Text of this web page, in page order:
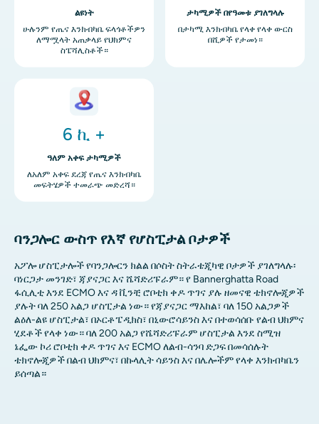
ልዩነት
ሁሉንም የጤና እንክብካቤ ፍላጎቶችዎን
ለማሟላት አጠቃላይ የህክምና
ስፔሻሊስቶች።
ታካሚዎች በየዓመቱ ያገለግላሉ
በታካሚ እንክብካቤ የላቀ የላቀ ውርስ
በሺዎች የታመነ።
ምስል
6 ኪ +
ዓለም አቀፍ ታካሚዎች
ለአለም አቀፍ ደረጃ የጤና እንክብካቤ
መፍትሄዎች ተመራጭ መድረሻ።
ባንጋሎር ውስጥ የእኛ የሆስፒታል ቦታዎች
አፖሎ ሆስፒታሎች የባንጋሎርን ክልል በሶስት ስትራቴጂካዊ ቦታዎች ያገለግላሉ፡
ባነርጋታ መንገድ፣ ጃያናጋር እና ሼሻድሪፑራም። የ Bannerghatta Road
ፋሲሊቲ እንደ ECMO እና ዳ ቪንቺ ሮቦቲክ ቀዶ ጥገና ያሉ ዘመናዊ ቴክኖሎጂዎች
ያሉት ባለ 250 አልጋ ሆስፒታል ነው። የጃያናጋር ማእከል፣ ባለ 150 አልጋዎች
ልዕለ-ልዩ ሆስፒታል፣ በኦርቶፔዲክስ፣ በኒውሮሳይንስ እና በተወሳሰቡ የልብ ህክምና
ሂደቶች የላቀ ነው። ባለ 200 አልጋ የሼሻድሪፑራም ሆስፒታል እንደ ስሚዝ
ኔፌው ኮሪ ሮቦቲክ ቀዶ ጥገና እና ECMO ለልብ-ሳንባ ድጋፍ በመሳሰሉት
ቴክኖሎጂዎች በልብ ህክምና፣ በኩላሊት ሳይንስ እና በሌሎችም የላቀ እንክብካቤን
ይሰጣል።